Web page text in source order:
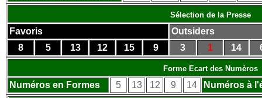
Sélection de la Presse
Favoris
Outsiders
8
5 13 12 15 9 3 1 14
Forme Ecart des Numèros
Numéros en Formes 5 13 12 9 14 Numéros à